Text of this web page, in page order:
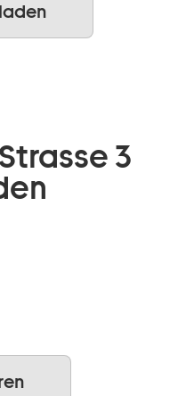
3